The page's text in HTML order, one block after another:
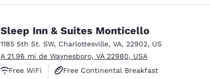
Sleep Inn & Suites Monticello
1185 5th St. SW, Charlottesville, VA, 22902, US
A 21.96 mi de Waynesboro, VA 22980, USA
Free WiFi
Free Continental Breakfast